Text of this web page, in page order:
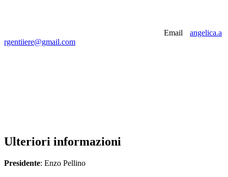
Email
angelica.a
rgentiiere@gmail.com
Ulteriori informazioni
Presidente: Enzo Pellino